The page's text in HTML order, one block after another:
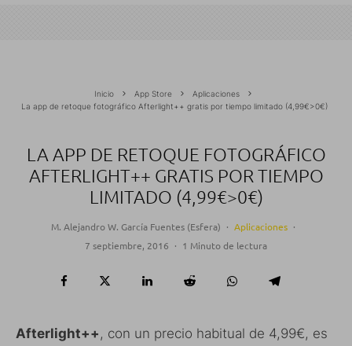
Inicio App Store
Aplicaciones
La app de retoque fotográfico Afterlight++ gratis por tiempo limitado (4,99€>0€)
LA APP DE RETOQUE FOTOGRÁFICO
AFTERLIGHT++ GRATIS POR TIEMPO
LIMITADO (4,99€>0€)
M. Alejandro W. García Fuentes (Esfera) · Aplicaciones ·
7 septiembre, 2016 · 1 Minuto de lectura
Afterlight++ , con un precio habitual de 4,99€, es